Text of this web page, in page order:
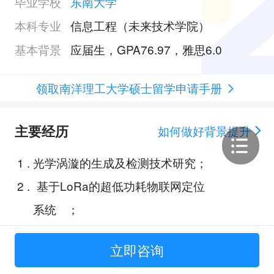
本科专业 信息工程（未来技术学院）
基本背景
应届生，GPA76.97，雅思6.0
领取南洋理工大学硕士留学申请手册
主要经历
如何做好背景提升
1 . 光学涡漩的生成及检测技术研究；
2 . 基于LoRa的超低功耗物联网定位
系统 ；
3.自动售卖机；
立即咨询